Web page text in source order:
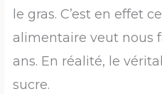
le gras. C’est en effet
alimentaire veut nous
ans. En réalité, le
sucre.